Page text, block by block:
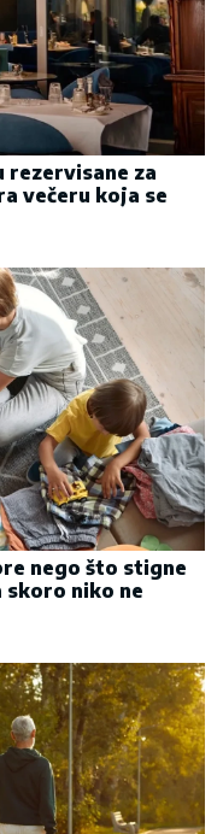
rezervisane za
večeru koja se
nego što stigne
niko ne